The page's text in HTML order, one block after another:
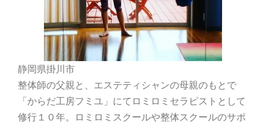
静岡県掛川市
整体師の父親と、エステティシャンの母親のもとで
「からだ工房フミユ」にてロミロミセラピストとして
修行１０年。ロミロミスクールや整体スクールのサポ